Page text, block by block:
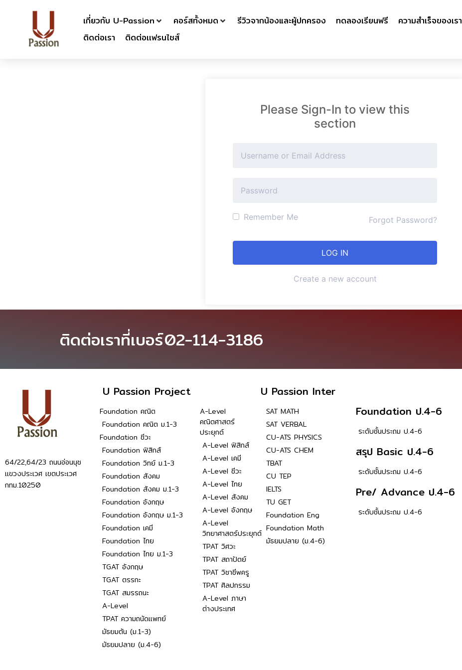
เกี่ยวกับ U-Passion คอร์สทั้งหมด รีวิวจากน้องและผู้ปกครอง ทดลองเรียนฟรี ความสำเร็จของเรา
ติดต่อเรา
ติดต่อเเฟรนไชส์
Please Sign-In to view this
section
Remember Me Forgot Password?
Create a new account
ติดต่อเราที่เบอร์02-114-3186
U Passion Project U Passion Inter
64/22,64/23 ถนนอ่อนนุช
แขวงประเวศ เขตประเวศ
กทม.10250
Foundation คณิต
Foundation คณิต ม.1-3
Foundation ชีวะ
Foundation ฟิสิกส์
Foundation วิทย์ ม.1-3
Foundation สังคม
Foundation สังคม ม.1-3
Foundation อังกฤษ
Foundation อังกฤษ ม.1-3
Foundation เคมี
Foundation ไทย
Foundation ไทย ม.1-3
TGAT อังกฤษ
TGAT ตรรกะ
TGAT สมรรถนะ
A-Level
TPAT ความถนัดแพทย์
มัธยมต้น (ม.1-3)
มัธยมปลาย (ม.4-6)
A-Level
คณิตศาสตร์
ประยุกต์
A-Level ฟิสิกส์
A-Level เคมี
A-Level ชีวะ
A-Level ไทย
A-Level สังคม
A-Level อังกฤษ
A-Level
วิทยาศาสตร์ประยุกต์
TPAT วิศวะ
TPAT สถาปัตย์
TPAT วิชาชีพครู
TPAT ศิลปกรรม
A-Level ภาษา
ต่างประเทศ
SAT MATH
SAT VERBAL
CU-ATS PHYSICS
CU-ATS CHEM
TBAT
CU TEP
IELTS
TU GET
Foundation Eng
Foundation Math
มัธยมปลาย (ม.4-6)
Foundation ป.4-6
ระดับชั้นประถม ป.4-6
สรุป Basic ป.4-6
ระดับชั้นประถม ป.4-6
Pre/ Advance ป.4-6
ระดับชั้นประถม ป.4-6